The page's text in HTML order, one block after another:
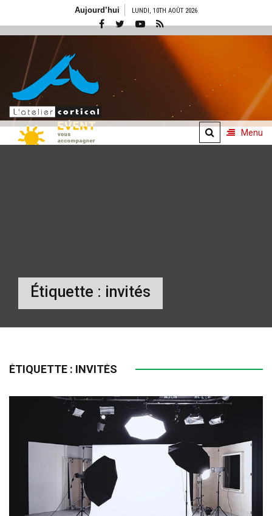
Aujourd’hui LUNDI, 10TH AOÛT 2026
Menu
Étiquette : invités
ÉTIQUETTE : INVITÉS